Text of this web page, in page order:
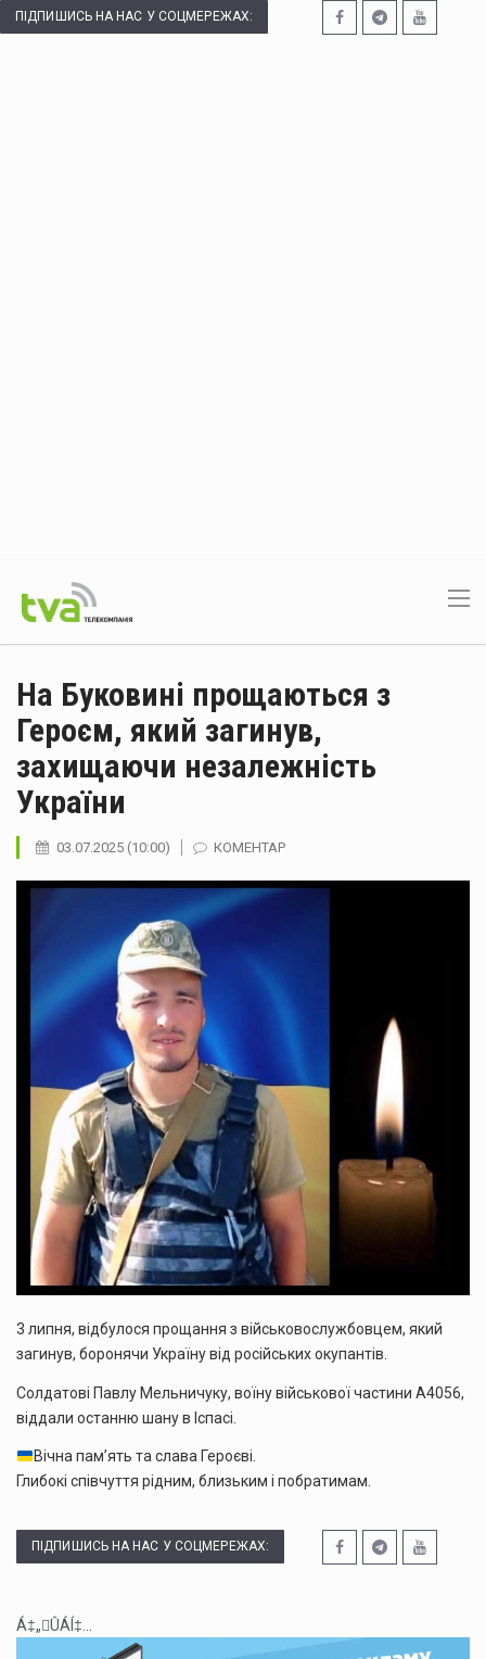
ПІДПИШИСЬ НА НАС У СОЦМЕРЕЖАХ:
На Буковині прощаються з
Героєм, який загинув,
захищаючи незалежність
України
03.07.2025 (10:00) КОМЕНТАР
3 липня, відбулося прощання з військовослужбовцем, який
загинув, боронячи Україну від російських окупантів.
Солдатові Павлу Мельничуку, воїну військової частини А4056,
віддали останню шану в Іспасі.
Вічна пам’ять та слава Героєві.
Глибокі співчуття рідним, близьким і побратимам.
ПІДПИШИСЬ НА НАС У СОЦМЕРЕЖАХ:
Á‡„ÛÁÍ‡...